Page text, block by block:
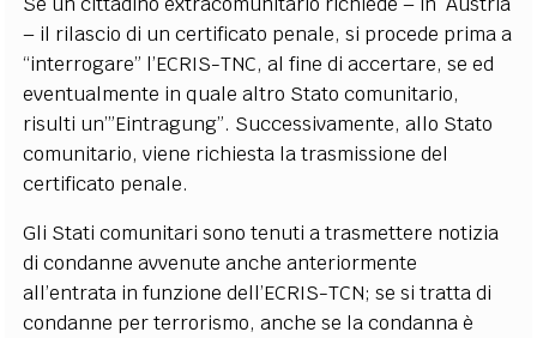
– il rilascio di un certificato penale, si procede prima a
“interrogare” l’ECRIS-TNC, al fine di accertare, se ed
eventualmente in quale altro Stato comunitario,
risulti un’”Eintragung”. Successivamente, allo Stato
comunitario, viene richiesta la trasmissione del
certificato penale.
Gli Stati comunitari sono tenuti a trasmettere notizia
di condanne avvenute anche anteriormente
all’entrata in funzione dell’ECRIS-TCN; se si tratta di
condanne per terrorismo, anche se la condanna è